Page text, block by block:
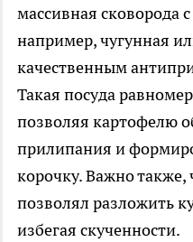
массивная сковорода
например, чугунная
качественным
Такая посуда
позволяя картофелю
прилипания и
корочку. Важно
позволял разложить
избегая скученности.